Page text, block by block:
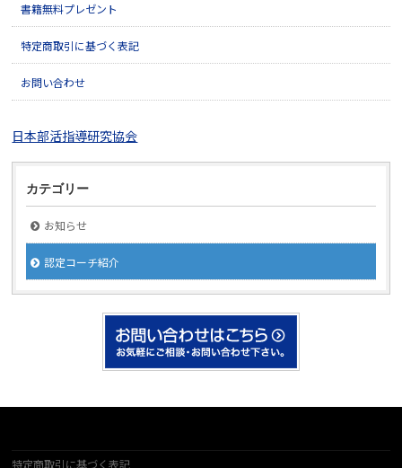
書籍無料プレゼント
特定商取引に基づく表記
お問い合わせ
日本部活指導研究協会
カテゴリー
お知らせ
認定コーチ紹介
特定商取引に基づく表記